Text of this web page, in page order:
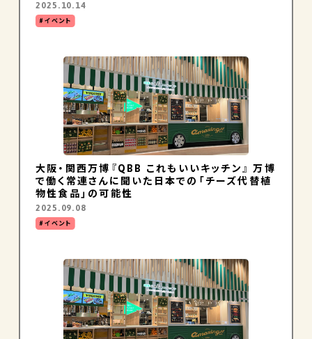
2025.10.14
イベント
大阪・関西万博『QBB これもいいキッチン』 万博
で働く常連さんに聞いた日本での「チーズ代替植
物性食品」の可能性
2025.09.08
イベント